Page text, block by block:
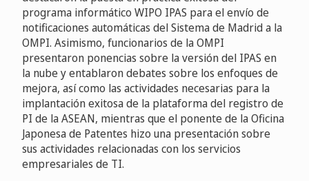
programa informático WIPO IPAS para el envío de
notificaciones automáticas del Sistema de Madrid a la
OMPI. Asimismo, funcionarios de la OMPI
presentaron ponencias sobre la versión del IPAS en
la nube y entablaron debates sobre los enfoques de
mejora, así como las actividades necesarias para la
implantación exitosa de la plataforma del registro de
PI de la ASEAN, mientras que el ponente de la Oficina
Japonesa de Patentes hizo una presentación sobre
sus actividades relacionadas con los servicios
empresariales de TI.